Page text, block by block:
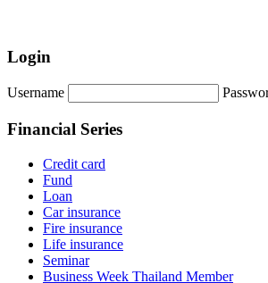
Login
Username
Financial Series
Credit card
Fund
Loan
Car insurance
Fire insurance
Life insurance
Seminar
Business Week Thailand Member